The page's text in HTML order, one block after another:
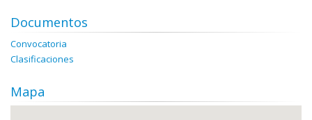
Documentos
Convocatoria
Clasificaciones
Mapa